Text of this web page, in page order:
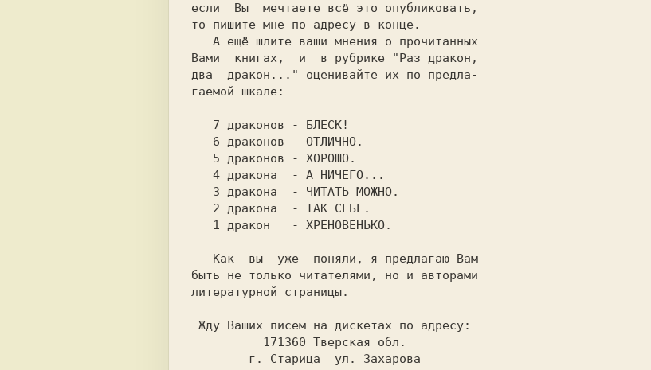
если  Вы  мечтаете всё это опубликовать,
то пишите мне по адресу в конце.
Вами  книгах,  и  в рубрике "Раз дракон,
два  дракон..." оценивайте их по предла-
гаемой шкале:
быть не только читателями, но и авторами
литературной страницы.